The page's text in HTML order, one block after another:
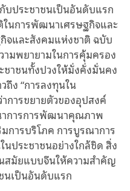
ประชาชนเป็นอันดับแรก
นการพัฒนาเศรษฐกิจและ
และสังคมแห่งชาติ ฉบับ
มพยายามในการคุ้มครอง
าชนทั้งปวงให้มั่งคั่งมั่นคง
ถึง “การลงทุนใน
การขยายตัวของอุปสงค์
าการการพัฒนาคุณภาพ
การบริโภค การบูรณาการ
ประชาชนอย่างใกล้ชิด สิ่ง
สมัยแบบจีนให้ความสำคัญ
นเป็นอันดับแรก